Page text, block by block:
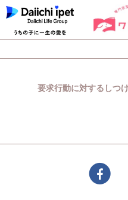
要求行動に対するしつ